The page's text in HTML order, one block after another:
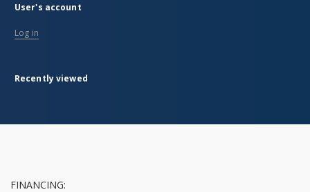
User's account
Log in
Recently viewed
FINANCING: